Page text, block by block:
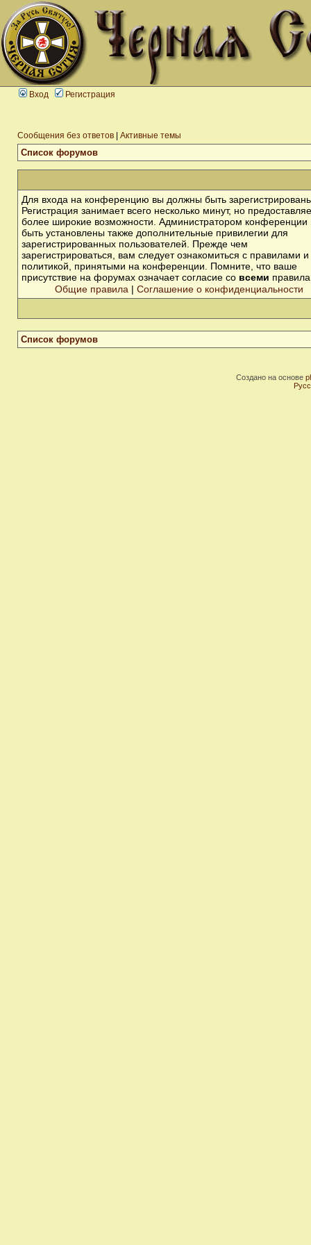
Вход Регистрация
Сообщения без ответов Активные темы
Список форумов
Для входа на конференцию вы должны быть
Регистрация занимает всего несколько минут, но
более широкие возможности. Администратором конференции
быть установлены также дополнительные привилегии для
зарегистрированных пользователей. Прежде чем
зарегистрироваться, вам следует ознакомиться с правилами и
политикой, принятыми на конференции. Помните, что ваше
присутствие на форумах означает согласие со всеми
Общие правила | Соглашение о конфиденциальности
Список форумов
Создано на основе